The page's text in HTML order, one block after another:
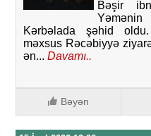
Bəşir
Yəmənin
Kərbəlada şəhid
məxsus Rəcəbiyyə
ən... Davamı..
Bəyən